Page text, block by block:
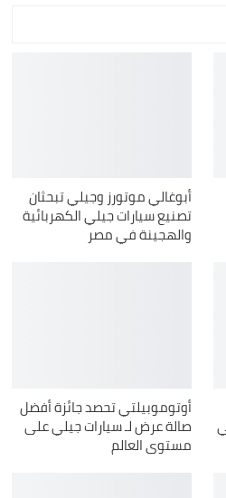
أبوغالي موتورز وجيلي تبحثان
تصنيع سيارات جيلي الكهربائية
والهجينة في مصر
أوتوموبيلتي تحصد جائزة أفضل
صالة عرض لـ سيارات جيلي على
مستوى العالم